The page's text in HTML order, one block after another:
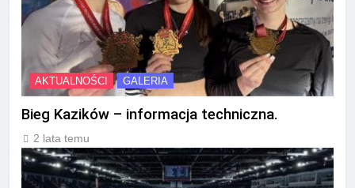
AKTUALNOŚCI GALERIA
Bieg Kazików – informacja techniczna.
2 lata temu